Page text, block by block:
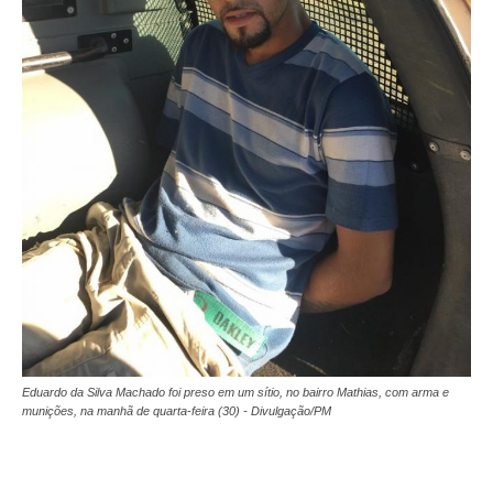
Eduardo da Silva Machado foi preso em um sítio, no bairro Mathias, com arma e
munições, na manhã de quarta-feira (30) - Divulgação/PM